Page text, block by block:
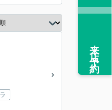
来店予約